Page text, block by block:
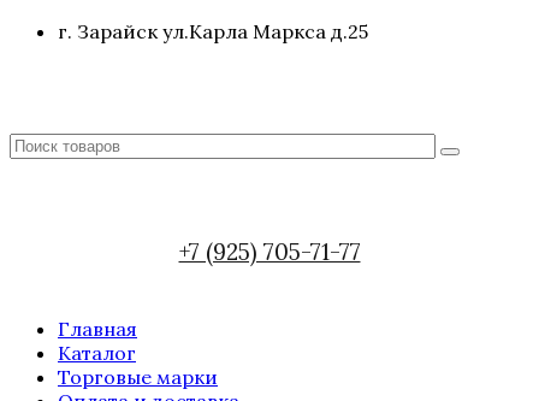
г. Зарайск ул.Карла Маркса д.25
+7 (925) 705-71-77
Главная
Каталог
Торговые марки